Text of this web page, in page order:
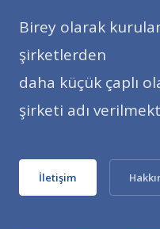
Birey olarak
şirketlerden
daha küçük çaplı
şirketi adı
İletişim